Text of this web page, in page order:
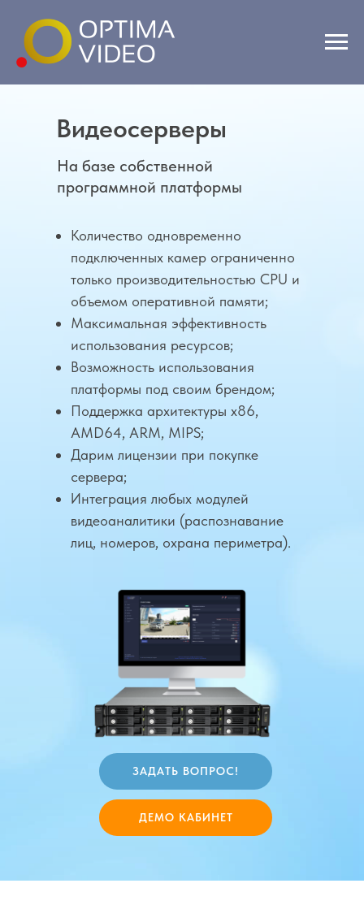
Видеосерверы
Количество одновременно
подключенных камер ограниченно
только производительностью СPU и
объемом оперативной памяти;
Максимальная эффективность
использования ресурсов;
Возможность использования
платформы под своим брендом;
Поддержка архитектуры x86,
AMD64, ARM, MIPS;
Дарим лицензии при покупке
сервера;
Интеграция любых модулей
видеоаналитики (распознавание
лиц, номеров, охрана периметра).
ЗАДАТЬ ВОПРОС!
ДЕМО КАБИНЕТ
На базе собственной
программной платформы